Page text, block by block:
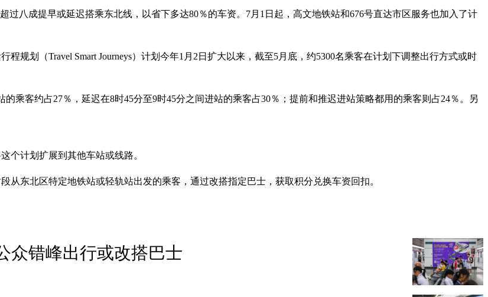
过八成提早或延迟搭乘东北线，以省下多达80％的车资。7月1日起，高文地铁站和676号直达市区服务也加入了计
规划（Travel Smart Journeys）计划今年1月2日扩大以来，截至5月底，约5300名乘客在计划下调整出行方式或时
乘客约占27％，延迟在8时45分至9时45分之间进站的乘客占30％；提前和推迟进站策略都用的乘客则占24％。另
个计划扩展到其他车站或线路。
从东北区特定地铁站或轻轨站出发的乘客，通过改搭指定巴士，获取积分兑换车资回扣。
众错峰出行或改搭巴士